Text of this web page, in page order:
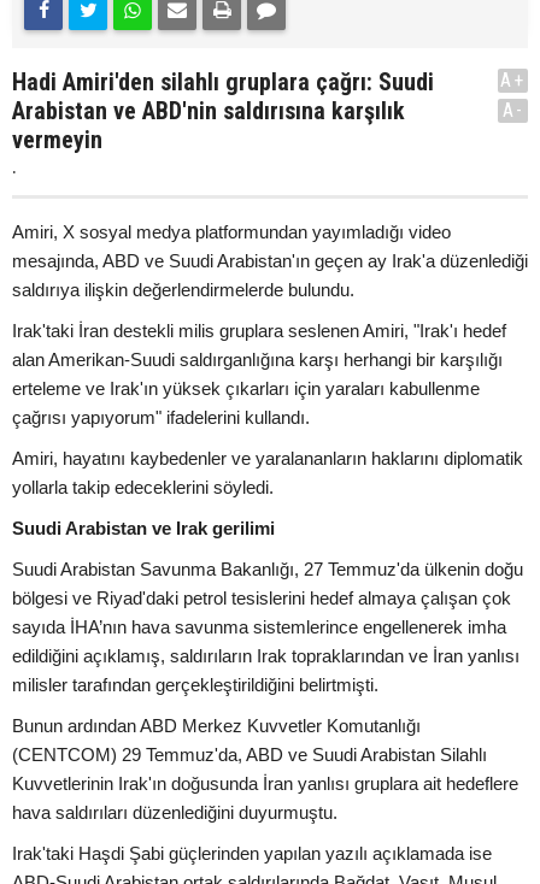
Hadi Amiri'den silahlı gruplara çağrı: Suudi
Arabistan ve ABD'nin saldırısına karşılık
vermeyin
.
A+
A-
Amiri, X sosyal medya platformundan yayımladığı video
mesajında, ABD ve Suudi Arabistan'ın geçen ay Irak'a düzenlediği
saldırıya ilişkin değerlendirmelerde bulundu.
Irak'taki İran destekli milis gruplara seslenen Amiri, "Irak'ı hedef
alan Amerikan-Suudi saldırganlığına karşı herhangi bir karşılığı
erteleme ve Irak'ın yüksek çıkarları için yaraları kabullenme
çağrısı yapıyorum" ifadelerini kullandı.
Amiri, hayatını kaybedenler ve yaralananların haklarını diplomatik
yollarla takip edeceklerini söyledi.
Suudi Arabistan ve Irak gerilimi
Suudi Arabistan Savunma Bakanlığı, 27 Temmuz'da ülkenin doğu
bölgesi ve Riyad'daki petrol tesislerini hedef almaya çalışan çok
sayıda İHA’nın hava savunma sistemlerince engellenerek imha
edildiğini açıklamış, saldırıların Irak topraklarından ve İran yanlısı
milisler tarafından gerçekleştirildiğini belirtmişti.
Bunun ardından ABD Merkez Kuvvetler Komutanlığı
(CENTCOM) 29 Temmuz'da, ABD ve Suudi Arabistan Silahlı
Kuvvetlerinin Irak'ın doğusunda İran yanlısı gruplara ait hedeflere
hava saldırıları düzenlediğini duyurmuştu.
Irak'taki Haşdi Şabi güçlerinden yapılan yazılı açıklamada ise